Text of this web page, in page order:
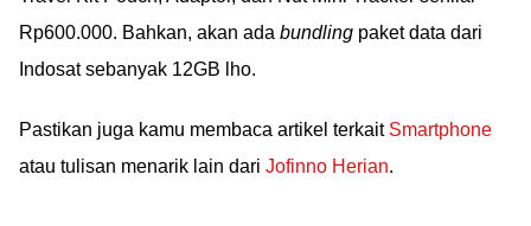
Rp600.000. Bahkan, akan ada bundling paket data dari
Indosat sebanyak 12GB lho.
Pastikan juga kamu membaca artikel terkait Smartphone
atau tulisan menarik lain dari Jofinno Herian.